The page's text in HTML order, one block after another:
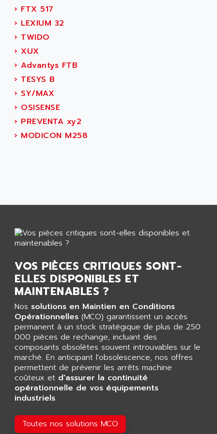
RJ3
A03B
ARGOLUX AS
TSX 21
ALTISTART
TEXT DISPLAY
SIMATIC S5 115U
SINUMERIK 840
SMTBD1
SMT
ATP
9300-SERIES
SERIE 9000
SIMATIC ET200
SERVOPACK
UNIDRIVE
FMV
DIGIDRIVE SE
SIGMA II
VERITRON
PANELVIEW
AXUMERIK
GRADIPAK
AIRMAT
AIRPES
AIRWELL
AISA
AIXIA SYSTEMES
AJC BATTERY
AJHUA TECHNOLOGY
AJR DIFFUSION
AK ELECTRONIQUE
AKA
ALACATEL
ALCATEL
ALCATEL-LUCENT
ALDES
ALES
ALFA PROGETTI
ALFA ROBOT
ALFA ROMEO
ALFAA
ALFA-LAVAL
ALFASISTEL
ALFATRONIX
ALFONS HAAR
ALICAT SCIENTIFIC
ALIZEA
ALL TERMINALS
› FTX 517
› LEXIUM 32
› TWIDO
› XUX
› Advantys FTB
› TESYS B
› SY/MAX
› OSISENSE
› PREVENTA xy2
› MODICON M258
VOS PIÈCES CRITIQUES SONT-
ELLES DISPONIBLES ET
MAINTENABLES ?
Nos solutions en Maintien en Conditions
Opérationnelles (MCO) garantissent un accès
permanent à un stock stratégique de plus de 250
000 pièces de rechange, incluant des
composants obsolètes souvent introuvables sur le
marché. En anticipant l'obsolescence, nos offres
permettent de prévenir les arrêts machine
coûteux et d'assurer la continuité
opérationnelle de vos équipements
industriels.
Toutes nos solutions MCO